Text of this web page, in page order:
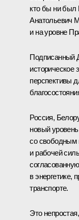
кто бы ни был
Анатольевич
и на уровне
Подписанный
историческое
перспективы
Россия,
новый
со свободным
и рабочей
в энергетике,
транспорте.
Это